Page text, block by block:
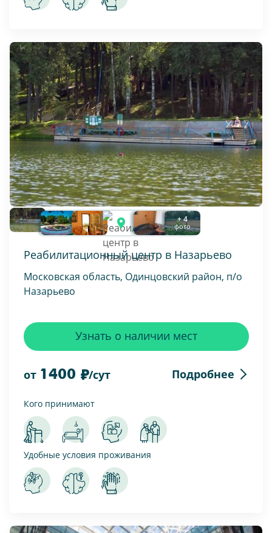
+ 4
фото
Реабилитационный центр в Назарьево
Московская область, Одинцовский район, п/о
Назарьево
от 1400 /сут Подробнее
Узнать о наличии мест
Кого принимают
Удобные условия проживания